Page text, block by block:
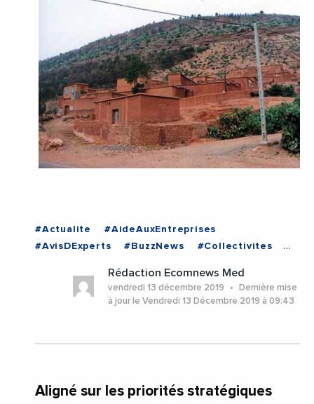
#Actualite
#AideAuxEntreprises
#AvisDExperts
#BuzzNews
#Collectivites
#EmploiFormation
#EnDirectDe
#Entreprises
#Politique
#VieDesEntreprises
Rédaction Ecomnews Med
vendredi 13 décembre 2019
Dernière mise
à jour le Vendredi 13 Décembre 2019 à 09:43
Aligné sur les priorités stratégiques